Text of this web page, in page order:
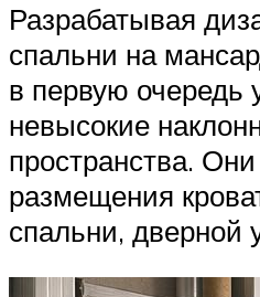
Разрабатывая
спальни на
в первую очередь
невысокие
пространства.
размещения
спальни, дверной